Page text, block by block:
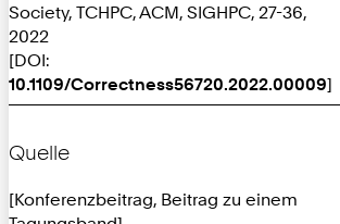
Society, TCHPC, ACM, SIGHPC, 27-36,
2022
[DOI:
10.1109/Correctness56720.2022.00009]
Quelle
[Konferenzbeitrag, Beitrag zu einem